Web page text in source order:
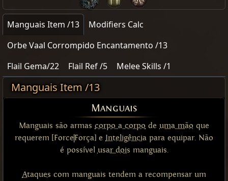
Manguais Item /13
Modifiers Calc
Orbe Vaal Corrompido Encantamento /13
Flail Gema/22
Flail Ref /5 Melee Skills /1
Manguais Item /13
Manguais
Manguais são armas corpo a corpo de uma mão que
requerem [Force|Força] e Inteligência para equipar. Não
é possível usar dois manguais.
Ataques com manguais tendem a recompensar um